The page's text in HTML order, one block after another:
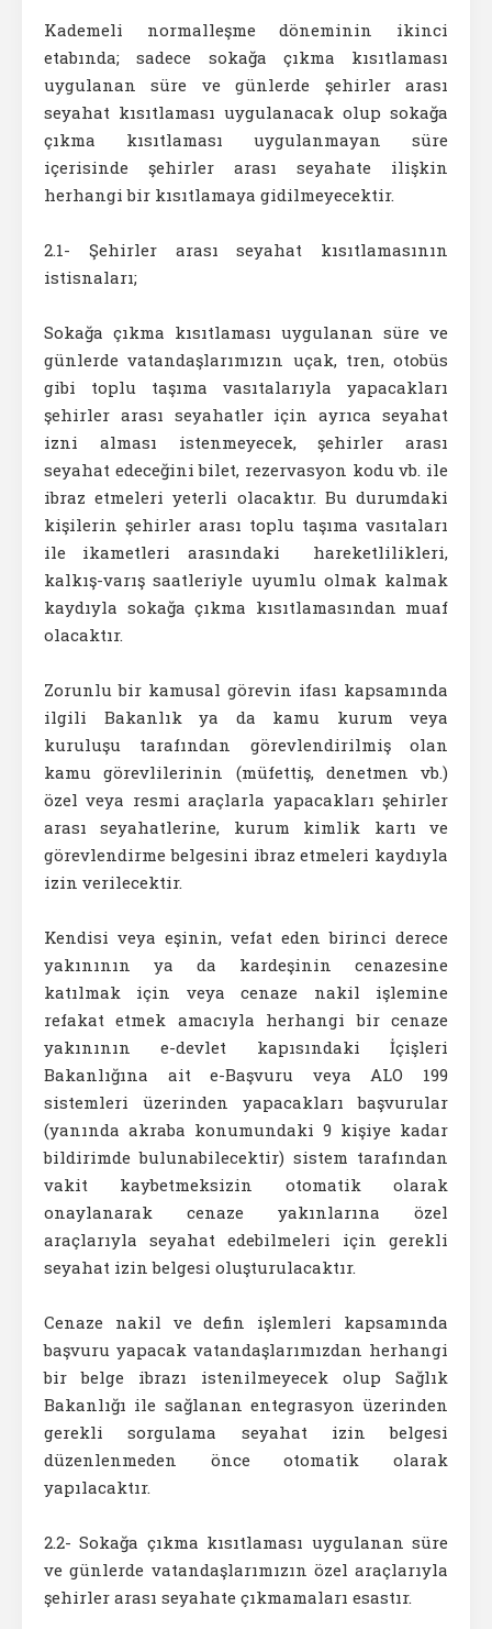
Kademeli normalleşme döneminin ikinci
etabında; sadece sokağa çıkma kısıtlaması
uygulanan süre ve günlerde şehirler arası
seyahat kısıtlaması uygulanacak olup sokağa
çıkma kısıtlaması uygulanmayan süre
içerisinde şehirler arası seyahate ilişkin
herhangi bir kısıtlamaya gidilmeyecektir.
2.1- Şehirler arası seyahat kısıtlamasının
istisnaları;
Sokağa çıkma kısıtlaması uygulanan süre ve
günlerde vatandaşlarımızın uçak, tren, otobüs
gibi toplu taşıma vasıtalarıyla yapacakları
şehirler arası seyahatler için ayrıca seyahat
izni alması istenmeyecek, şehirler arası
seyahat edeceğini bilet, rezervasyon kodu vb. ile
ibraz etmeleri yeterli olacaktır. Bu durumdaki
kişilerin şehirler arası toplu taşıma vasıtaları
ile ikametleri arasındaki hareketlilikleri,
kalkış-varış saatleriyle uyumlu olmak kalmak
kaydıyla sokağa çıkma kısıtlamasından muaf
olacaktır.
Zorunlu bir kamusal görevin ifası kapsamında
ilgili Bakanlık ya da kamu kurum veya
kuruluşu tarafından görevlendirilmiş olan
kamu görevlilerinin (müfettiş, denetmen vb.)
özel veya resmi araçlarla yapacakları şehirler
arası seyahatlerine, kurum kimlik kartı ve
görevlendirme belgesini ibraz etmeleri kaydıyla
izin verilecektir.
Kendisi veya eşinin, vefat eden birinci derece
yakınının ya da kardeşinin cenazesine
katılmak için veya cenaze nakil işlemine
refakat etmek amacıyla herhangi bir cenaze
yakınının e-devlet kapısındaki İçişleri
Bakanlığına ait e-Başvuru veya ALO 199
sistemleri üzerinden yapacakları başvurular
(yanında akraba konumundaki 9 kişiye kadar
bildirimde bulunabilecektir) sistem tarafından
vakit kaybetmeksizin otomatik olarak
onaylanarak cenaze yakınlarına özel
araçlarıyla seyahat edebilmeleri için gerekli
seyahat izin belgesi oluşturulacaktır.
Cenaze nakil ve defin işlemleri kapsamında
başvuru yapacak vatandaşlarımızdan herhangi
bir belge ibrazı istenilmeyecek olup Sağlık
Bakanlığı ile sağlanan entegrasyon üzerinden
gerekli sorgulama seyahat izin belgesi
düzenlenmeden önce otomatik olarak
yapılacaktır.
2.2- Sokağa çıkma kısıtlaması uygulanan süre
ve günlerde vatandaşlarımızın özel araçlarıyla
şehirler arası seyahate çıkmamaları esastır.